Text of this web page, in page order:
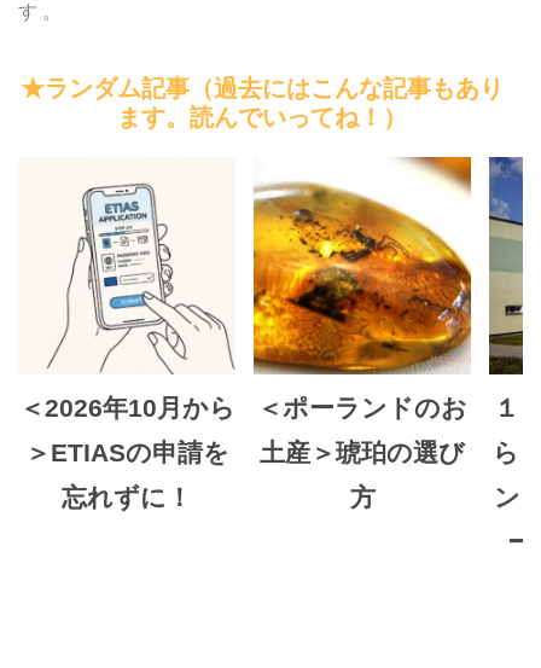
す 。
★ランダム記事（過去にはこんな記事もあり
ます。読んでいってね！）
＜2026年10月から
＞ETIASの申請を
忘れずに！
＜ポーランドのお
土産＞琥珀の選び
方
１
ら
ン
ー